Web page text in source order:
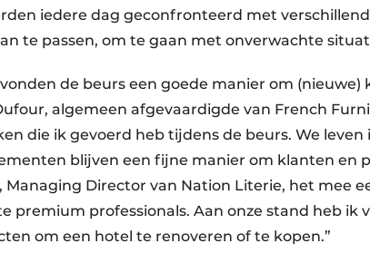
iedere dag geconfronteerd met
te passen, om te gaan met onverwachte
de beurs een goede manier om
algemeen afgevaardigde van French
die ik gevoerd heb tijdens de beurs. We
blijven een fijne manier om klanten en
Managing Director van Nation Literie, het mee
premium professionals. Aan onze stand heb ik
om een hotel te renoveren of te kopen.”